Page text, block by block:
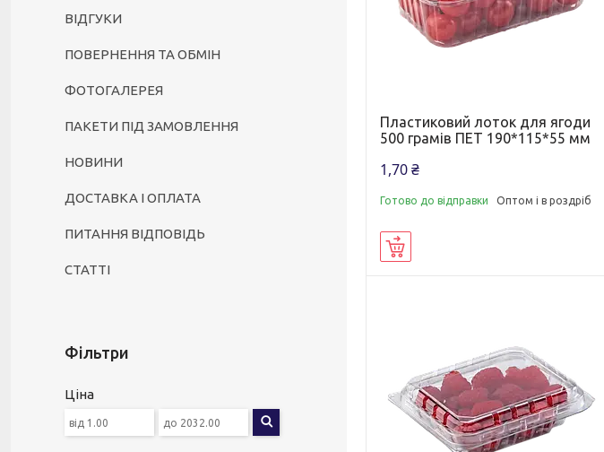
Пластиковий лоток для ягоди
500 грамів ПЕТ 190*115*55 мм
1,70 ₴
Готово до відправки Оптом і в роздріб
ВІДГУКИ
ПОВЕРНЕННЯ ТА ОБМІН
ФОТОГАЛЕРЕЯ
ПАКЕТИ ПІД ЗАМОВЛЕННЯ
НОВИНИ
ДОСТАВКА І ОПЛАТА
ПИТАННЯ ВІДПОВІДЬ
СТАТТІ
Фільтри
Ціна